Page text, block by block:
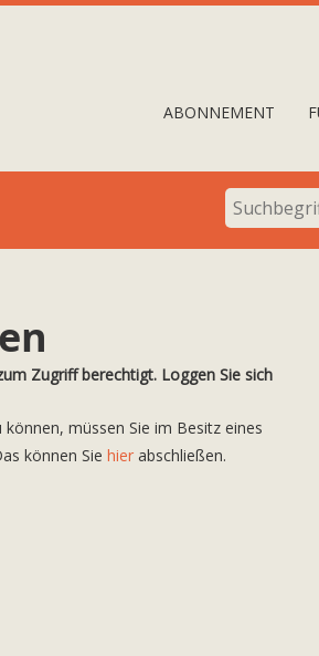
ABONNEMENT
Zugriff berechtigt. Loggen Sie sich
müssen Sie im Besitz eines
können Siehier abschließen.